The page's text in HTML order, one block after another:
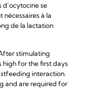
d’ocytocine se
nécessaires à la
de la lactation
stimulating
high for the first days
interaction.
and are required for